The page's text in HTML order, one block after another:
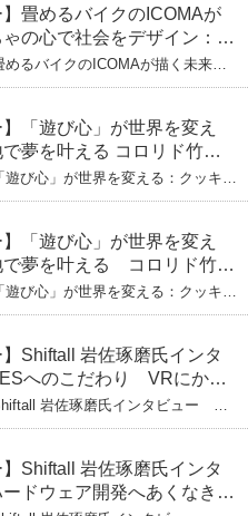
ザインメソッド
】畳めるバイクのICOMAが
の心で社会をデザイン：株
表取締役・生駒崇光
せられたデザイナーの軌
めるバイクのICOMAが描く未来
デザイン：株式会社ICOMAの代表
】「遊び心」が世界を変え
夢を叶える コロリド竹内
は「影響力」のため。愛と
遊び心」が世界を変える：クッキー
リド竹内ひとみ（下） 起業は「影
】「遊び心」が世界を変え
で夢を叶える コロリド竹内
キー生地に込めた「誰でも
学
遊び心」が世界を変える：クッキー
リド竹内ひとみ（上） クッキー
】Shiftall 岩佐琢磨氏インタ
へのこだわり VRにかけ
岩佐琢磨氏インタビュー
り VRにかける未来
】Shiftall 岩佐琢磨氏インタ
ドウェア開発へあくなき挑